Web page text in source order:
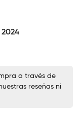
a través de
reseñas ni